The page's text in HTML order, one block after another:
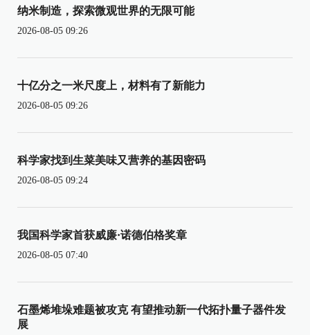
纳米制造，探索微观世界的无限可能
2026-08-05 09:26
十亿分之一米尺度上，材料有了新能力
2026-08-05 09:26
科学家找到生菜美味又营养的基因密码
2026-08-05 09:24
我国科学家首获威廉·诺德伯格奖章
2026-08-05 07:40
石墨烯堆垛难题被攻克 有望推动新一代拓扑量子器件发
展